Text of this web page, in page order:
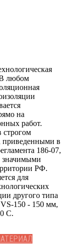
любом
на
работ.
приведенными в
186-07,
значимыми
РФ.
для
другого типа
150 - 150 мм,
С.